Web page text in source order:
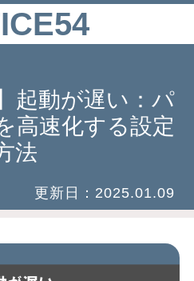
起動が遅い：パ
高速化する設定
法
更新日： 2025.01.09